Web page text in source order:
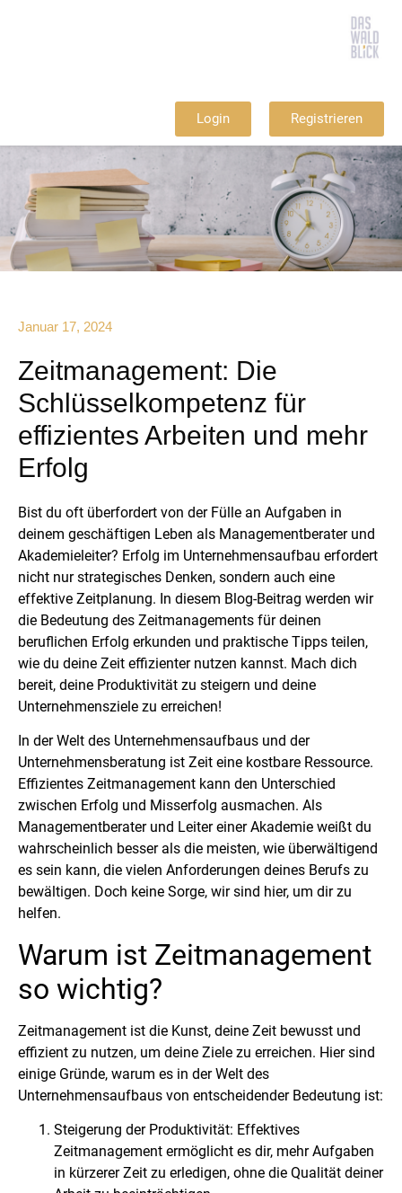
Login Registrieren
Januar 17, 2024
Zeitmanagement: Die
Schlüsselkompetenz für
effizientes Arbeiten und mehr
Erfolg
Bist du oft überfordert von der Fülle an Aufgaben in
deinem geschäftigen Leben als Managementberater und
Akademieleiter? Erfolg im Unternehmensaufbau erfordert
nicht nur strategisches Denken, sondern auch eine
effektive Zeitplanung. In diesem Blog-Beitrag werden wir
die Bedeutung des Zeitmanagements für deinen
beruflichen Erfolg erkunden und praktische Tipps teilen,
wie du deine Zeit effizienter nutzen kannst. Mach dich
bereit, deine Produktivität zu steigern und deine
Unternehmensziele zu erreichen!
In der Welt des Unternehmensaufbaus und der
Unternehmensberatung ist Zeit eine kostbare Ressource.
Effizientes Zeitmanagement kann den Unterschied
zwischen Erfolg und Misserfolg ausmachen. Als
Managementberater und Leiter einer Akademie weißt du
wahrscheinlich besser als die meisten, wie überwältigend
es sein kann, die vielen Anforderungen deines Berufs zu
bewältigen. Doch keine Sorge, wir sind hier, um dir zu
helfen.
Warum ist Zeitmanagement
so wichtig?
Zeitmanagement ist die Kunst, deine Zeit bewusst und
effizient zu nutzen, um deine Ziele zu erreichen. Hier sind
einige Gründe, warum es in der Welt des
Unternehmensaufbaus von entscheidender Bedeutung ist:
Steigerung der Produktivität: Effektives
Zeitmanagement ermöglicht es dir, mehr Aufgaben
in kürzerer Zeit zu erledigen, ohne die Qualität deiner